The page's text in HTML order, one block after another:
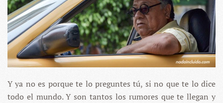
Y ya no es porque te lo preguntes tú, si no que te lo dice
todo el mundo. Y son tantos los rumores que te llegan y